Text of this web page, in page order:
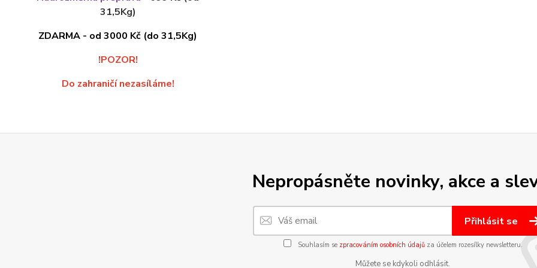
31,5Kg)
ZDARMA - od 3000 Kč (do 31,5Kg)
!POZOR!
Do zahraničí nezasíláme!
Nepropásněte novinky, akce a
Přihlásit se
Souhlasím se zpracováním osobních údajůza účelem rozesílky newsletteru.
Můžete se kdykoli odhlásit.